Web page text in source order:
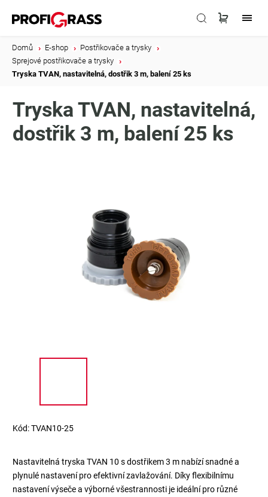
Domů E-shop Postřikovače a trysky
Sprejové postřikovače a trysky
Tryska TVAN, nastavitelná, dostřik 3 m, balení 25 ks
Tryska TVAN, nastavitelná,
dostřik 3 m, balení 25 ks
Kód:TVAN10-25
Nastavitelná tryska TVAN 10 s dostřikem 3 m nabízí snadné a
plynulé nastavení pro efektivní zavlažování. Díky flexibilnímu
nastavení výseče a výborné všestrannosti je ideální pro různé